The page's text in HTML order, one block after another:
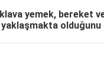
yemek, bereket
yaklaşmakta